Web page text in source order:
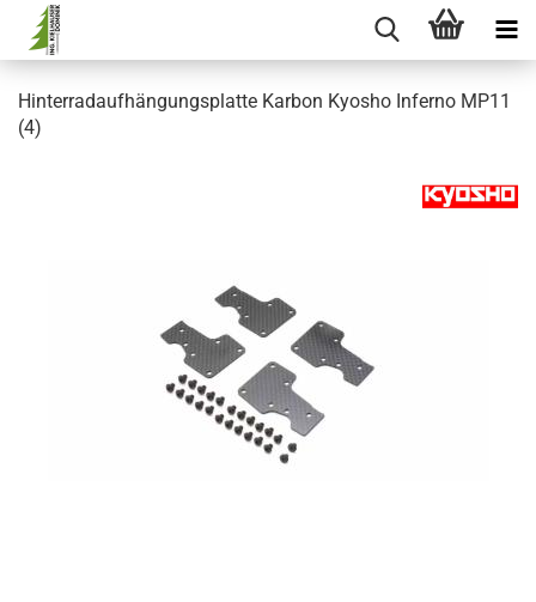
Hinterradaufhängungsplatte Karbon Kyosho Inferno MP11
(4)